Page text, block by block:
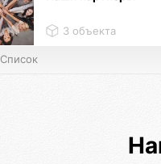
3 объекта
Список